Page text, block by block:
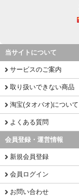
当サイトについて
サービスのご案内
取り扱いできない商品
淘宝(タオバオ)について
よくある質問
会員登録・運営情報
新規会員登録
会員ログイン
お問い合わせ